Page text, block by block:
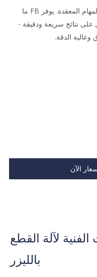
: مصممة للمواد الصعبة والكثيفة والمهام المعقدة. يوفر FB ما
على نتائج سريعة ودقيقة -
وعالية الدقة.
الآن
لآلة القطع
بالليزر